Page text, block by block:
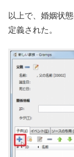
以上で、婚姻状
定義された。